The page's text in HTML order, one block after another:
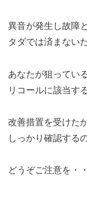
異音が発生し故障
タダでは済まない
あなたが狙ってい
リコールに該当す
改善措置を受けた
しっかり確認する
どうぞご注意を・